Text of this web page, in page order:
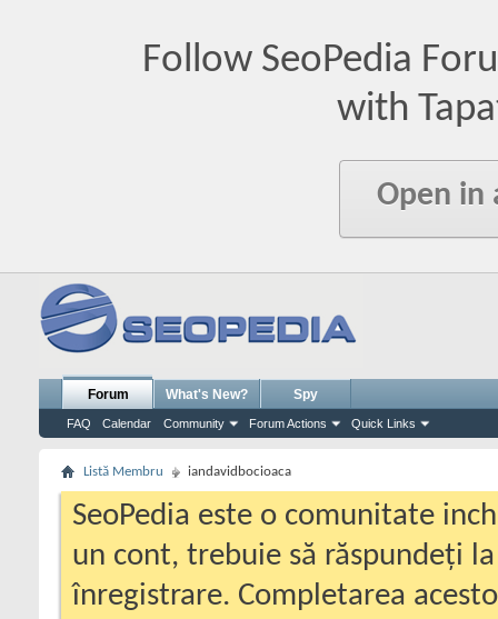
Follow SeoPedia
with
Open in
Forum
FAQ Calendar Community Forum Actions Quick Links
What's New? Spy
Listă Membru iandavidbocioaca
SeoPedia este o comunitate
un cont, trebuie să răspundeți
înregistrare. Completarea